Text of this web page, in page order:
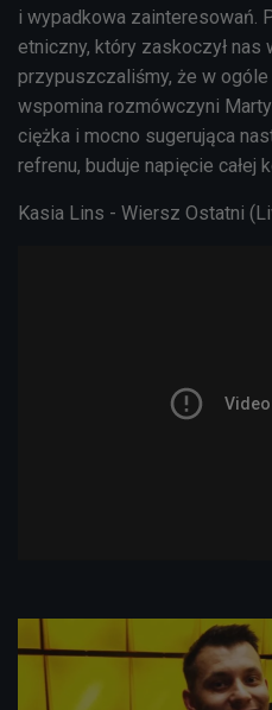
i wypadkowa zainteresowań.
etniczny, który zaskoczył nas
przypuszczaliśmy, że w
wspomina rozmówczyni
ciężka i mocno sugerująca
refrenu, buduje napięcie całej
Kasia Lins - Wiersz Ostatni